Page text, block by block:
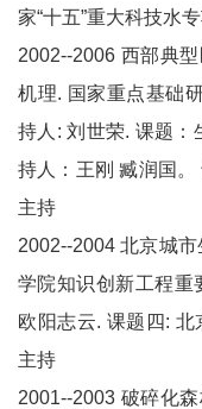
家“十五”重大科技水
2002--2006 西部典
机理. 国家重点基础
持人: 刘世荣. 课题：
持人：王刚 臧润国
主持
2002--2004 北京城
学院知识创新工程重
欧阳志云. 课题四:
主持
2001--2003 破碎化